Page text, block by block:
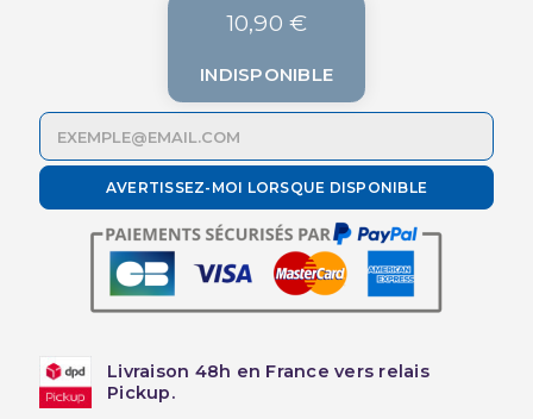
10,90 €
INDISPONIBLE
AVERTISSEZ-MOI LORSQUE DISPONIBLE
Livraison 48h en France vers relais
Pickup.